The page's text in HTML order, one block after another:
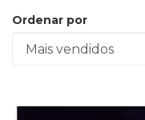
Ordenar por